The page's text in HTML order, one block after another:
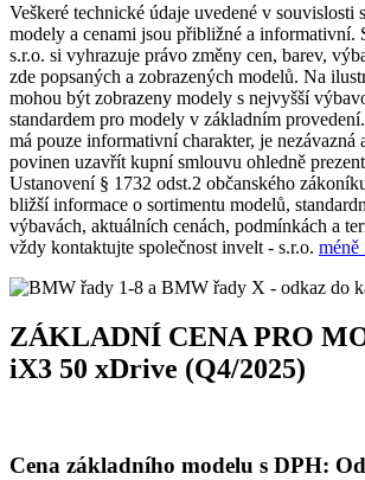
Veškeré technické údaje uvedené v souvislosti
modely a cenami jsou přibližné a informativní.
s.r.o. si vyhrazuje právo změny cen, barev,
zde popsaných a zobrazených modelů. Na
mohou být zobrazeny modely s nejvyšší
standardem pro modely v základním
má pouze informativní charakter, je nezávazná
povinen uzavřít kupní smlouvu ohledně
Ustanovení § 1732 odst.2 občanského
bližší informace o sortimentu modelů,
výbavách, aktuálních cenách, podmínkách a
vždy kontaktujte společnost invelt - s.r.o.
ZÁKLADNÍ CENA PRO
iX3 50 xDrive (Q4/2025)
Cena základního modelu s DPH: